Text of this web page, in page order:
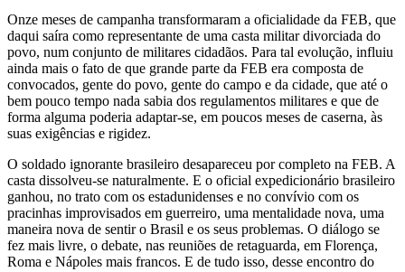
Onze meses de campanha transformaram a oficialidade da FEB, que
daqui saíra como representante de uma casta militar divorciada do
povo, num conjunto de militares cidadãos. Para tal evolução, influiu
ainda mais o fato de que grande parte da FEB era composta de
convocados, gente do povo, gente do campo e da cidade, que até o
bem pouco tempo nada sabia dos regulamentos militares e que de
forma alguma poderia adaptar-se, em poucos meses de caserna, às
suas exigências e rigidez.
O soldado ignorante brasileiro desapareceu por completo na FEB. A
casta dissolveu-se naturalmente. E o oficial expedicionário brasileiro
ganhou, no trato com os estadunidenses e no convívio com os
pracinhas improvisados em guerreiro, uma mentalidade nova, uma
maneira nova de sentir o Brasil e os seus problemas. O diálogo se
fez mais livre, o debate, nas reuniões de retaguarda, em Florença,
Roma e Nápoles mais francos. E de tudo isso, desse encontro do